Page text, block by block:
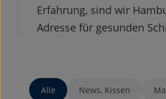
Erfahrung, sind wir
Adresse für gesunden
Alle News, Kissen